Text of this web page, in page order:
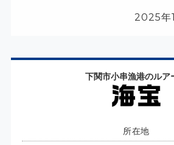
2025年
下関市小串漁港のルア
所在地